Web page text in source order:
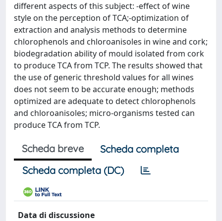
different aspects of this subject: -effect of wine
style on the perception of TCA;-optimization of
extraction and analysis methods to determine
chlorophenols and chloroanisoles in wine and cork;
biodegradation ability of mould isolated from cork
to produce TCA from TCP. The results showed that
the use of generic threshold values for all wines
does not seem to be accurate enough; methods
optimized are adequate to detect chlorophenols
and chloroanisoles; micro-organisms tested can
produce TCA from TCP.
Scheda breve
Scheda completa
Scheda completa (DC)
Data di discussione